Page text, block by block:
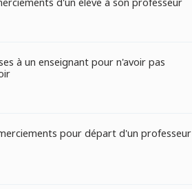
à un enseignant pour n'avoir pas
pour départ d'un professeur